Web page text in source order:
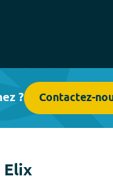
? Contactez-
Elix